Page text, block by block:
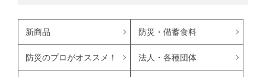
新商品 防災・備蓄食料
防災のプロがオススメ！ 法人・各種団体